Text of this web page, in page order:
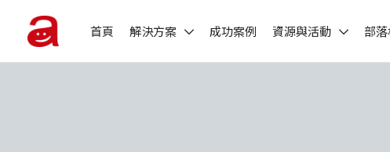
首頁 解決方案 成功案例 資源與活動 部